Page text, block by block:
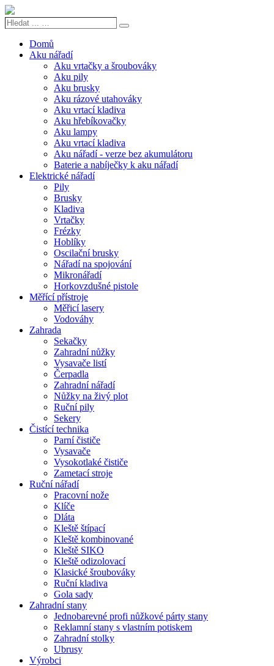
Hledat
Search
Domů
Aku nářadí
Aku vrtačky a šroubováky
Aku pily
Aku brusky
Aku rázové utahováky
Aku vrtací kladiva
Aku hřebíkovačky
Aku lampy
Aku vrtací kladiva
Aku nářadí - verze bez akumulátoru
Baterie a nabíječky k aku nářadí
Elektrické nářadí
Pily
Brusky
Kladiva
Vrtačky
Frézky
Hoblíky
Oscilační brusky
Nářadí na spojování
Mikronářadí
Horkovzdušné pistole
Měřící přístroje
Měřicí lasery
Vodováhy
Zahrada
Sekačky
Zahradní nůžky
Vysavače listí
Čerpadla
Zahradní nářadí
Nůžky na živý plot
Ruční pily
Sekery
Čistící technika
Parní čističe
Vysavače
Vysokotlaké čističe
Zametací stroje
Ruční nářadí
Pracovní nože
Klíče
Dláta
Kleště štípací
Kleště kombinované
Kleště SIKO
Kleště odizolovací
Klasické šroubováky
Ruční kladiva
Gola sady
Zahradní stany
Jednobarevné profi nůžkové párty stany
Reklamní stany s vlastním potiskem
Zahradní stolky
Ubrusy
Výrobci